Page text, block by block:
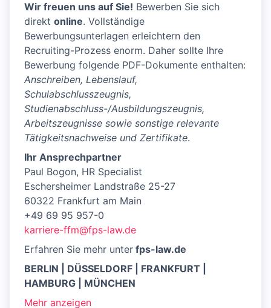
Wir freuen uns auf Sie! Bewerben Sie sich
direkt online. Vollständige
Bewerbungsunterlagen erleichtern den
Recruiting-Prozess enorm. Daher sollte Ihre
Bewerbung folgende PDF-Dokumente enthalten:
Anschreiben, Lebenslauf,
Schulabschlusszeugnis,
Studienabschluss-/Ausbildungszeugnis,
Arbeitszeugnisse sowie sonstige relevante
Tätigkeitsnachweise und Zertifikate.
Ihr Ansprechpartner
Paul Bogon, HR Specialist
Eschersheimer Landstraße 25-27
60322 Frankfurt am Main
+49 69 95 957-0
karriere-ffm@fps-law.de
Erfahren Sie mehr unter fps-law.de
BERLIN | DÜSSELDORF | FRANKFURT |
HAMBURG | MÜNCHEN
Mehr anzeigen